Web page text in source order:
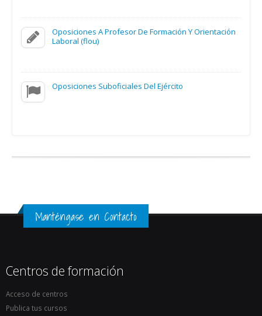
Oposiciones A Profesor De Formación Y Orientación
Laboral (flou)
Oposiciones Suboficiales Del Ejército
Manténgase en Contacto
Centros de formación
Acceso de centros
Publica tus cursos